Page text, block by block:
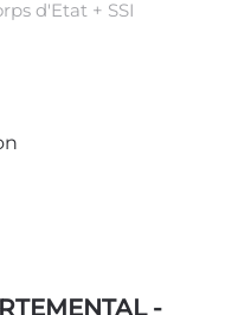
d'Etat + SSI
-